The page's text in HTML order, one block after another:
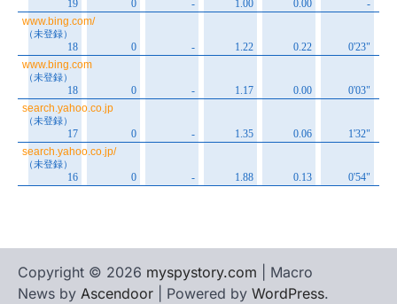
Copyright © 2026 myspystory.com | Macro
News by Ascendoor | Powered by WordPress.